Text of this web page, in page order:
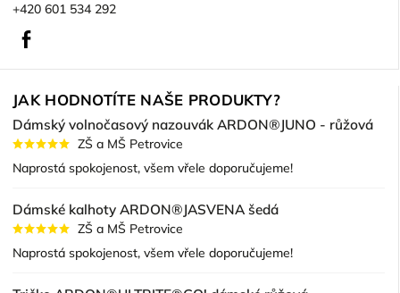
+420 601 534 292
JAK HODNOTÍTE NAŠE PRODUKTY?
Dámský volnočasový nazouvák ARDON®JUNO - růžová
ZŠ a MŠ Petrovice
Naprostá spokojenost, všem vřele doporučujeme!
Dámské kalhoty ARDON®JASVENA šedá
ZŠ a MŠ Petrovice
Naprostá spokojenost, všem vřele doporučujeme!